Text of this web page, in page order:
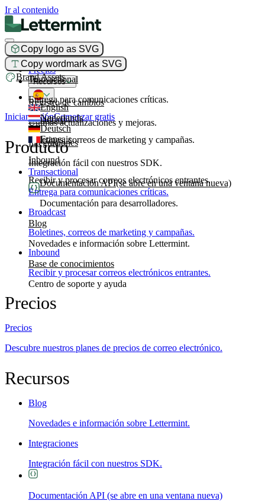
Ir al contenido
Copy logo as SVG
Copy wordmark as SVG
Brand Assets
Producto
Transactional
Entrega para comunicaciones críticas.
Broadcast
Boletines, correos de marketing y campañas.
Inbound
Recibir y procesar correos electrónicos entrantes.
Precios
Recursos
Registro de cambios
Últimas actualizaciones y mejoras.
Integraciones
Integración fácil con nuestros SDK.
Documentación API(se abre en una ventana nueva)
Documentación para desarrolladores.
Blog
Novedades e información sobre Lettermint.
Base de conocimientos
Centro de soporte y ayuda
English
Nederlands
Deutsch
Français
Iniciar sesiónComenzar gratis
Producto
Transactional
Entrega para comunicaciones críticas.
Broadcast
Boletines, correos de marketing y campañas.
Inbound
Recibir y procesar correos electrónicos entrantes.
Precios
Precios
Descubre nuestros planes de precios de correo electrónico.
Recursos
Blog
Novedades e información sobre Lettermint.
Integraciones
Integración fácil con nuestros SDK.
Documentación API (se abre en una ventana nueva)